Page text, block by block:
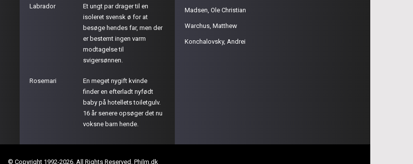
Labrador
Et ungt par drager til en
isoleret svensk ø for at
besøge hendes far, men der
er bestemt ingen varm
modtagelse til
svigersønnen.
Rosemari
En meget nygift kvinde
finder en efterladt nyfødt
baby på hotellets toiletgulv.
16 år senere opsøger det nu
voksne barn hende.
Madsen, Ole Christian
Warchus, Matthew
Konchalovsky, Andrei
© Copyright 1992-2026. All Rights Reserved. Philm.dk